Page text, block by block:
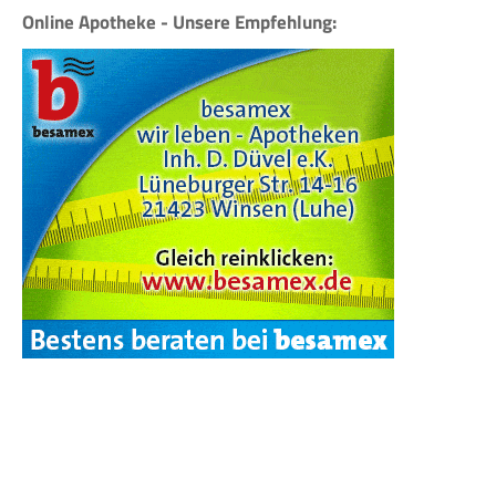
Online Apotheke - Unsere Empfehlung: